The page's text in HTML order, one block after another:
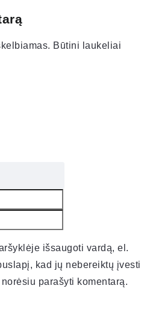
Būtini laukeliai
išsaugoti vardą, el.
kad jų nebereiktų įvesti
parašyti komentarą.